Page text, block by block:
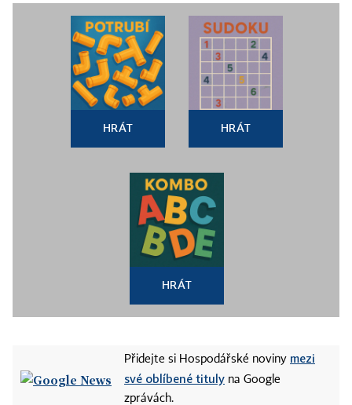
HRÁT HRÁT
HRÁT
Přidejte si Hospodářské noviny mezi
své oblíbené tituly na Google
zprávách.